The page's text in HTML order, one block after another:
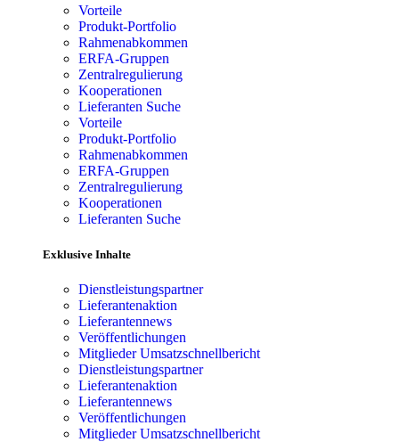
Vorteile
Produkt-Portfolio
Rahmenabkommen
ERFA-Gruppen
Zentralregulierung
Kooperationen
Lieferanten Suche
Vorteile
Produkt-Portfolio
Rahmenabkommen
ERFA-Gruppen
Zentralregulierung
Kooperationen
Lieferanten Suche
Exklusive Inhalte
Dienstleistungspartner
Lieferantenaktion
Lieferantennews
Veröffentlichungen
Mitglieder Umsatzschnellbericht
Dienstleistungspartner
Lieferantenaktion
Lieferantennews
Veröffentlichungen
Mitglieder Umsatzschnellbericht